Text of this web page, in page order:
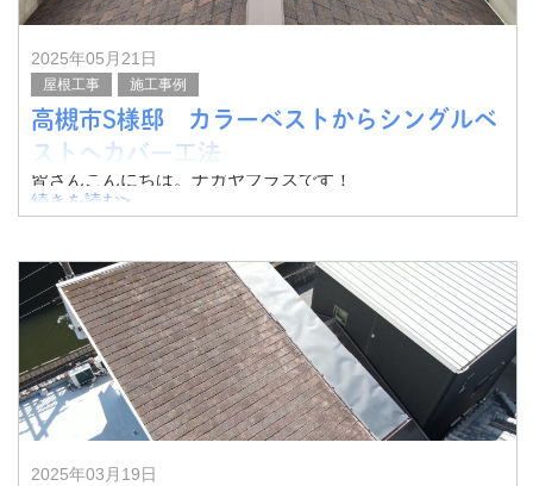
2025年05月21日
屋根工事 施工事例
高槻市S様邸 カラーベストからシングルベ
ストへカバー工法
皆さんこんにちは。ナガヤプラスです！
今回は高槻市S様邸にて、カラーベストからシングルベス
その様子をご紹介したいと思います。
まだ
続きを読む>
2025年03月19日